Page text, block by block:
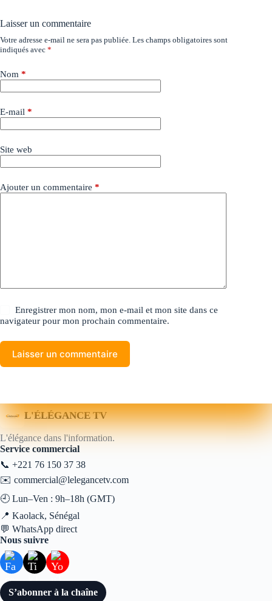
Laisser un commentaire
Votre adresse e-mail ne sera pas publiée. Les champs obligatoires sont
indiqués avec *
Nom *
E-mail *
Site web
Ajouter un commentaire *
Enregistrer mon nom, mon e-mail et mon site dans ce
navigateur pour mon prochain commentaire.
Laisser un commentaire
L'ÉLÉGANCE TV
L'élégance dans l'information.
Service commercial
📞 +221 76 150 37 38
✉️ commercial@lelegancetv.com
🕘 Lun–Ven : 9h–18h (GMT)
📍 Kaolack, Sénégal
💬 WhatsApp direct
Nous suivre
S’abonner à la chaîne